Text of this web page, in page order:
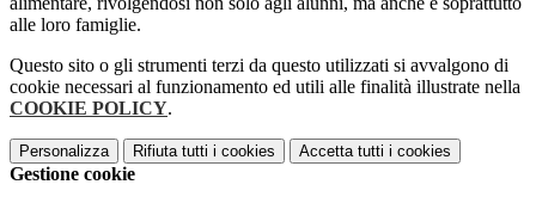
alle loro famiglie.
Questo sito o gli strumenti terzi da questo utilizzati si avvalgono di
cookie necessari al funzionamento ed utili alle finalità illustrate nella
COOKIE POLICY.
Personalizza Rifiuta tutti i cookies Accetta tutti i cookies
Gestione cookie